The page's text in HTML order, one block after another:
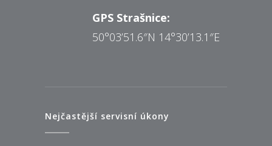
GPS Strašnice:
50°03’51.6″N 14°30’13.1″E
Nejčastější servisní úkony